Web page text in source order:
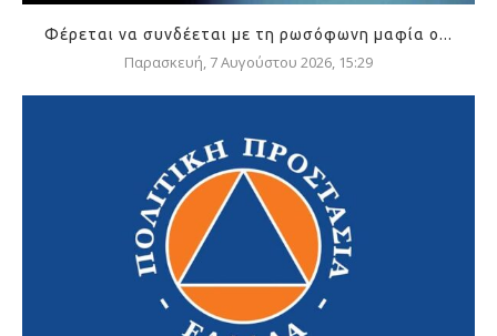
Φέρεται να συνδέεται με τη ρωσόφωνη μαφία ο...
Παρασκευή, 7 Αυγούστου 2026, 15:29